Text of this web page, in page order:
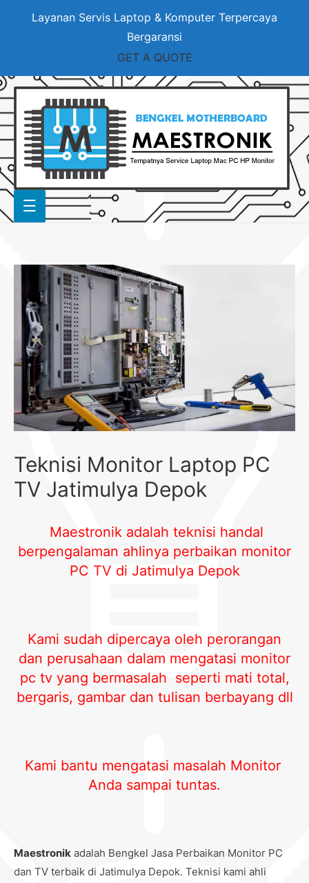
Layanan Servis Laptop & Komputer Terpercaya
Bergaransi
GET A QUOTE
Teknisi Monitor Laptop PC
TV Jatimulya Depok
Maestronik adalah teknisi handal
berpengalaman ahlinya perbaikan monitor
PC TV di Jatimulya Depok
Kami sudah dipercaya oleh perorangan
dan perusahaan dalam mengatasi monitor
pc tv yang bermasalah seperti mati total,
bergaris, gambar dan tulisan berbayang dll
Kami bantu mengatasi masalah Monitor
Anda sampai tuntas.
Maestronik adalah Bengkel Jasa Perbaikan Monitor PC
dan TV terbaik di Jatimulya Depok. Teknisi kami ahli